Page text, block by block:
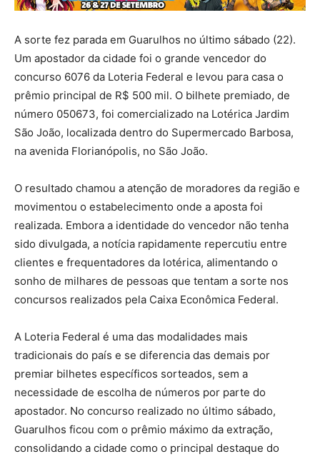
A sorte fez parada em Guarulhos no último sábado (22).
Um apostador da cidade foi o grande vencedor do
concurso 6076 da Loteria Federal e levou para casa o
prêmio principal de R$ 500 mil. O bilhete premiado, de
número 050673, foi comercializado na Lotérica Jardim
São João, localizada dentro do Supermercado Barbosa,
na avenida Florianópolis, no São João.
O resultado chamou a atenção de moradores da região e
movimentou o estabelecimento onde a aposta foi
realizada. Embora a identidade do vencedor não tenha
sido divulgada, a notícia rapidamente repercutiu entre
clientes e frequentadores da lotérica, alimentando o
sonho de milhares de pessoas que tentam a sorte nos
concursos realizados pela Caixa Econômica Federal.
A Loteria Federal é uma das modalidades mais
tradicionais do país e se diferencia das demais por
premiar bilhetes específicos sorteados, sem a
necessidade de escolha de números por parte do
apostador. No concurso realizado no último sábado,
Guarulhos ficou com o prêmio máximo da extração,
consolidando a cidade como o principal destaque do